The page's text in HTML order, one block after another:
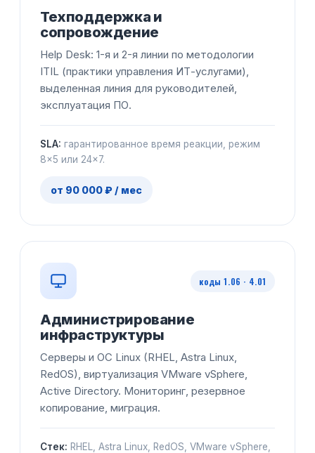
Техподдержка и
сопровождение
Help Desk: 1-я и 2-я линии по методологии
ITIL (практики управления ИТ-услугами),
выделенная линия для руководителей,
эксплуатация ПО.
SLA: гарантированное время реакции, режим
8×5 или 24×7.
от 90 000 ₽ / мес
коды 1.06 · 4.01
Администрирование
инфраструктуры
Серверы и ОС Linux (RHEL, Astra Linux,
RedOS), виртуализация VMware vSphere,
Active Directory. Мониторинг, резервное
копирование, миграция.
Стек: RHEL, Astra Linux, RedOS, VMware vSphere,